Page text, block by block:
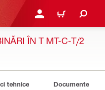
CONECTARE SAU
COȘ
ÎN T MT-C-T/2
tehnice Documente